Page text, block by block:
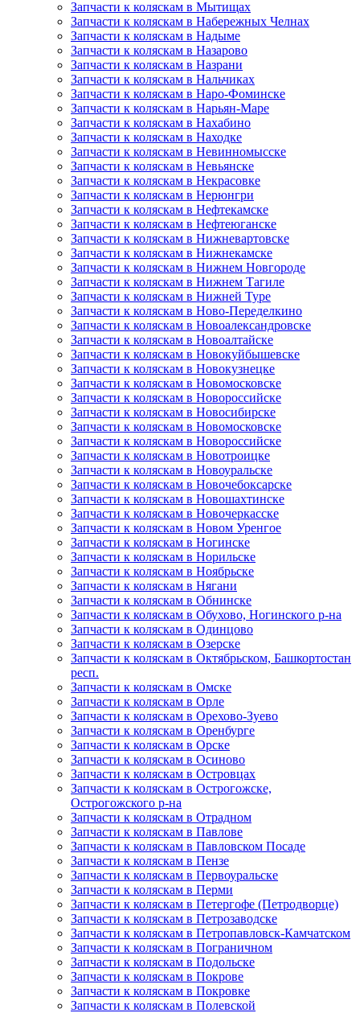
Запчасти к коляскам в Мытищах
Запчасти к коляскам в Набережных Челнах
Запчасти к коляскам в Надыме
Запчасти к коляскам в Назарово
Запчасти к коляскам в Назрани
Запчасти к коляскам в Нальчиках
Запчасти к коляскам в Наро-Фоминске
Запчасти к коляскам в Нарьян-Маре
Запчасти к коляскам в Нахабино
Запчасти к коляскам в Находке
Запчасти к коляскам в Невинномысске
Запчасти к коляскам в Невьянске
Запчасти к коляскам в Некрасовке
Запчасти к коляскам в Нерюнгри
Запчасти к коляскам в Нефтекамске
Запчасти к коляскам в Нефтеюганске
Запчасти к коляскам в Нижневартовске
Запчасти к коляскам в Нижнекамске
Запчасти к коляскам в Нижнем Новгороде
Запчасти к коляскам в Нижнем Тагиле
Запчасти к коляскам в Нижней Туре
Запчасти к коляскам в Ново-Переделкино
Запчасти к коляскам в Новоалександровске
Запчасти к коляскам в Новоалтайске
Запчасти к коляскам в Новокуйбышевске
Запчасти к коляскам в Новокузнецке
Запчасти к коляскам в Новомосковске
Запчасти к коляскам в Новороссийске
Запчасти к коляскам в Новосибирске
Запчасти к коляскам в Новомосковске
Запчасти к коляскам в Новороссийске
Запчасти к коляскам в Новотроицке
Запчасти к коляскам в Новоуральске
Запчасти к коляскам в Новочебоксарске
Запчасти к коляскам в Новошахтинске
Запчасти к коляскам в Новочеркасске
Запчасти к коляскам в Новом Уренгое
Запчасти к коляскам в Ногинске
Запчасти к коляскам в Норильске
Запчасти к коляскам в Ноябрьске
Запчасти к коляскам в Нягани
Запчасти к коляскам в Обнинске
Запчасти к коляскам в Обухово, Ногинского р-на
Запчасти к коляскам в Одинцово
Запчасти к коляскам в Озерске
Запчасти к коляскам в Октябрьском, Башкортостан
респ.
Запчасти к коляскам в Омске
Запчасти к коляскам в Орле
Запчасти к коляскам в Орехово-Зуево
Запчасти к коляскам в Оренбурге
Запчасти к коляскам в Орске
Запчасти к коляскам в Осиново
Запчасти к коляскам в Островцах
Запчасти к коляскам в Острогожске,
Острогожского р-на
Запчасти к коляскам в Отрадном
Запчасти к коляскам в Павлове
Запчасти к коляскам в Павловском Посаде
Запчасти к коляскам в Пензе
Запчасти к коляскам в Первоуральске
Запчасти к коляскам в Перми
Запчасти к коляскам в Петергофе (Петродворце)
Запчасти к коляскам в Петрозаводске
Запчасти к коляскам в Петропавловск-Камчатском
Запчасти к коляскам в Пограничном
Запчасти к коляскам в Подольске
Запчасти к коляскам в Покрове
Запчасти к коляскам в Покровке
Запчасти к коляскам в Полевской